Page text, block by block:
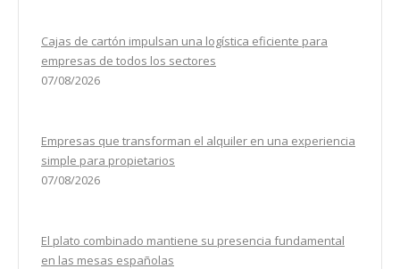
Cajas de cartón impulsan una logística eficiente para
empresas de todos los sectores
07/08/2026
Empresas que transforman el alquiler en una experiencia
simple para propietarios
07/08/2026
El plato combinado mantiene su presencia fundamental
en las mesas españolas